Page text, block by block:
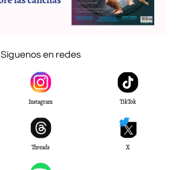
Síguenos en redes
Instagram TikTok
Threads X